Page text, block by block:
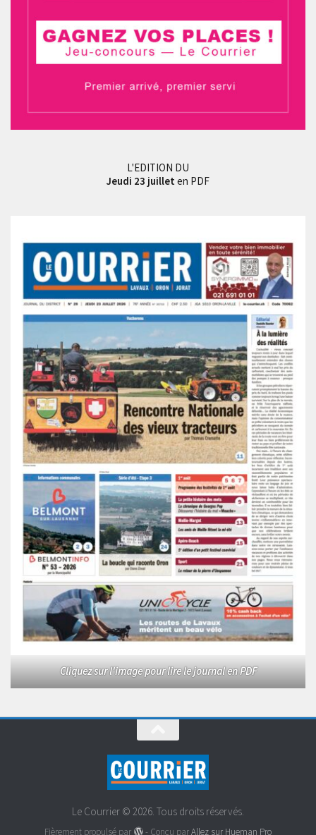
L'EDITION DU
Jeudi 23 juillet en PDF
Cliquez sur l'image pour lire le journal en PDF
Le Courrier © 2026. Tous droits réservés.
Fièrement propulsé par - Conçu parAllez sur Hueman Pro